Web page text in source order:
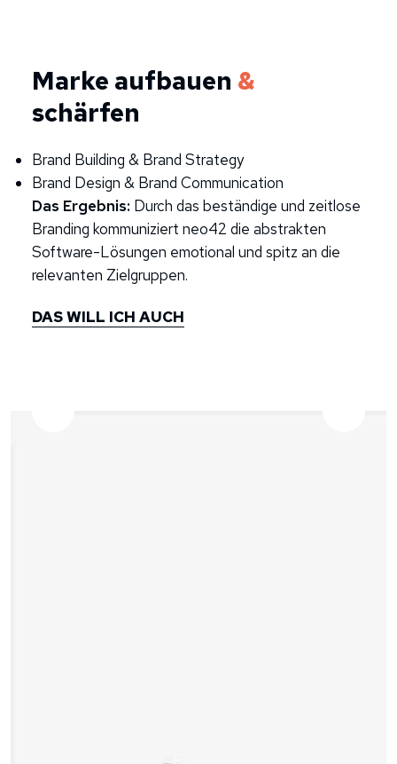
Marke aufbauen &
schärfen
Brand Building & Brand Strategy
Brand Design & Brand Communication
Das Ergebnis: Durch das beständige und zeitlose
Branding kommuniziert neo42 die abstrakten
Software-Lösungen emotional und spitz an die
relevanten Zielgruppen.
DAS WILL ICH AUCH